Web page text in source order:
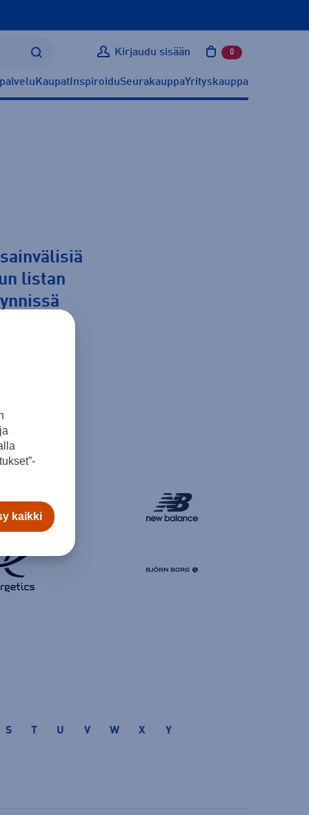
Kirjaudu sisään 0 tuotetta
Kaupat InspiroiduSeurakauppaYrityskauppa
listan
S T U V W X Y
kaikki